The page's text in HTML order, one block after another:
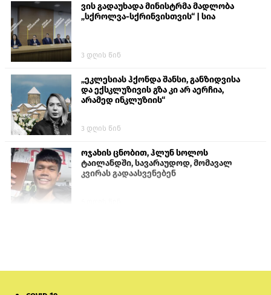
ვის გადაუხადა მინისტრმა მადლობა
„სქროლვა-სქრინვისთვის“ | სია
3 დღის წინ
„ეკლესიას ჰქონდა შანსი, განზიდვისა
და ექსკლუზივის გზა კი არ აერჩია,
არამედ ინკლუზიის“
3 დღის წინ
ოჯახის ცნობით, ჰლუნ სოლოს
ტაილანდში, სავარაუდოდ, მომავალ
კვირას გადაასვენებენ